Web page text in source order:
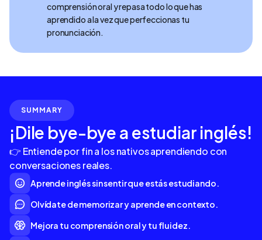
comprensión oral y repasa todo lo que has
aprendido a la vez que perfeccionas tu
pronunciación.
SUMMARY
¡Dile bye-bye a estudiar inglés!
👉 Entiende por fin a los nativos aprendiendo con
conversaciones reales.
Aprende inglés sin sentir que estás estudiando.
Olvídate de memorizar y aprende en contexto.
Mejora tu comprensión oral y tu fluidez.